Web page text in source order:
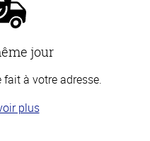
jour
à votre adresse.
plus